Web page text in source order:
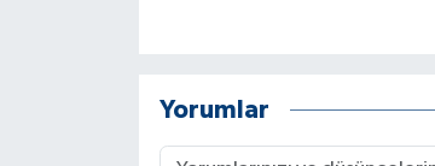
Yorumlar